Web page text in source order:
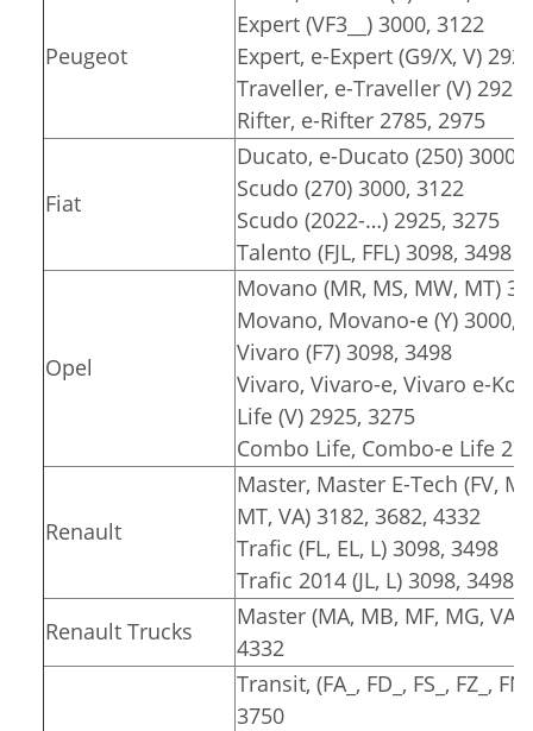
Peugeot
Expert (VF3__) 3000, 3122
Expert, e-Expert (G9/X, V)
Traveller, e-Traveller (V)
Rifter, e-Rifter 2785, 2975
Fiat
Ducato, e-Ducato (250) 3000,
Scudo (270) 3000, 3122
Scudo (2022-…) 2925, 3275
Talento (FJL, FFL) 3098, 3498
Opel
Movano (MR, MS, MW, MT)
Movano, Movano-e (Y) 3000,
Vivaro (F7) 3098, 3498
Vivaro, Vivaro-e, Vivaro e-
Life (V) 2925, 3275
Combo Life, Combo-e Life
Renault
Master, Master E-Tech (FV,
MT, VA) 3182, 3682, 4332
Trafic (FL, EL, L) 3098, 3498
Trafic 2014 (JL, L) 3098, 3498
Renault Trucks
Master (MA, MB, MF, MG, VA,
4332
Transit, (FA_, FD_, FS_, FZ_,
3750